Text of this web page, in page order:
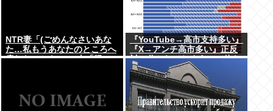
NTR妻「(ごめんなさいあな
た…私もうあなたのところへ
戻れないかも…)」夫「帰っ
『YouTube→高市支持多い』
『X→アンチ高市多い』正反
対に分かれてしまう。一体な
ぜ？？？